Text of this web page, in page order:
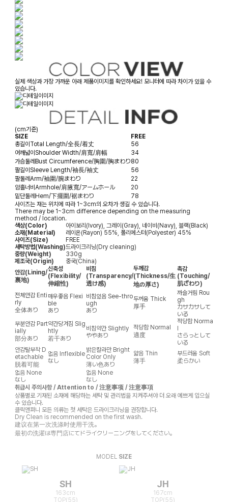
실제 색상과 가장 가까운 아래 제품이미지를 확인하세요! 모니터에 따라 차이가 있을 수
있습니다.
(cm기준)
SIZE
FREE
총길이Total Length/全長/着丈
56
어깨넓이Shoulder Width/肩寬/肩幅
34
가슴둘레Bust Circumference/胸圍/胸まわり80
팔길이Sleeve Length/袖長/袖丈
56
팔둘레Arm/袖圍/腕まわり
22
암홀너비Armhole/肩腋寬/アームホール
20
밑단둘레Hem/下擺圍/裾まわり
78
사이즈는 재는 위치에 따라 1~3cm의 오차가 생길 수 있습니다.
There may be 1~3cm difference depending on the measuring
method / location.
색상(Color)
아이보리(Ivory), 그레이(Gray), 네이비(Navy), 블랙(Black)
소재(Material)
레이온(Rayon) 55%, 폴리에스터(Polyester) 45%
사이즈(Size)
FREE
세탁방법(Washing)드라이크리닝(Dry cleaning)
중량(Weight)
330g
제조국(Origin)
중국(China)
안감(Lining/
裏地)
신축성
(Flexibility/
伸縮性)
비침
(Transparency/
透け感)
두께감
(Thickness/生
地の厚さ)
촉감
(Touching/
肌ざわり)
전체안감 Enti
rly
全体あり
매우좋음 Flexi
ble
あり
비침있음 See-thro
ugh
あり
두꺼움 Thick
厚手
까슬거림 Rou
gh
カサカサして
いる
부분안감 Part
ially
部分あり
약간당겨짐 Slig
htly
若干あり
비침약간 Slightly
ややあり
적당함 Normal
適度
적당함 Norma
l
さらっとして
いる
안감탈부착 D
etachable
脱着可能
없음 Inflexible
なし
밝은칼라만 Bright
Color Only
薄い色あり
얇음 Thin
薄手
부드러움 Soft
柔らかい
없음 None
なし
없음 None
なし
취급시 주의사항 / Attention to / 注意事项 / 注意事項
상품별로 기재된 소재에 해당하는 세탁 및 관리법을 지켜주셔야 더 오래 예쁘게 입으실
수 있습니다.
클릭앤퍼니 모든 의류는 첫 세탁은 드라이크리닝을 권장합니다.
Dry Clean is recommended on the first wash.
建议在第一次洗涤时使用干洗。
最初の洗濯は専門店にてドライクリーニングをしてください。
MODEL SIZE
SH
163cm
TOP(55)
JH
167cm
TOP(55)